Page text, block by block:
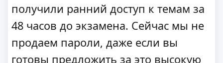
получили ранний доступ к темам за
48 часов до экзамена. Сейчас мы не
продаем пароли, даже если вы
готовы предложить за это высокую